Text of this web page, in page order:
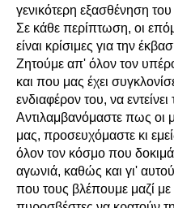
γενικότερη εξασθένηση
Σε κάθε περίπτωση, οι
είναι κρίσιμες για την
Ζητούμε απ' όλον τον
και που μας έχει
ενδιαφέρον του, να
Αντιλαμβανόμαστε πως οι
μας, προσευχόμαστε κι
όλον τον κόσμο που
αγωνιά, καθώς και γι'
που τους βλέπουμε μαζί